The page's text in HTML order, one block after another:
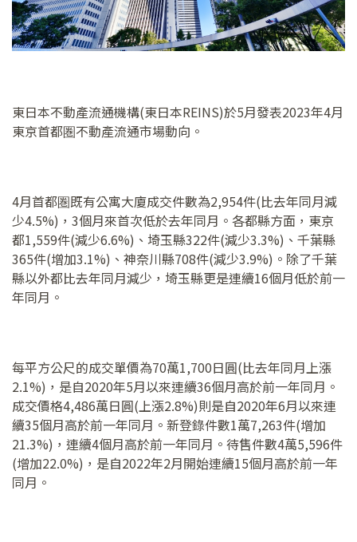
東日本不動產流通機構(東日本REINS)於5月發表2023年4月
東京首都圏不動產流通市場動向。
4月首都圏既有公寓大廈成交件數為2,954件(比去年同月減
少4.5%)，3個月來首次低於去年同月。各都縣方面，東京
都1,559件(減少6.6%)、埼玉縣322件(減少3.3%)、千葉縣
365件(增加3.1%)、神奈川縣708件(減少3.9%)。除了千葉
縣以外都比去年同月減少，埼玉縣更是連續16個月低於前一
年同月。
每平方公尺的成交單價為70萬1,700日圓(比去年同月上漲
2.1%)，是自2020年5月以來連續36個月高於前一年同月。
成交價格4,486萬日圓(上漲2.8%)則是自2020年6月以來連
續35個月高於前一年同月。新登錄件數1萬7,263件(增加
21.3%)，連續4個月高於前一年同月。待售件數4萬5,596件
(增加22.0%)，是自2022年2月開始連續15個月高於前一年
同月。